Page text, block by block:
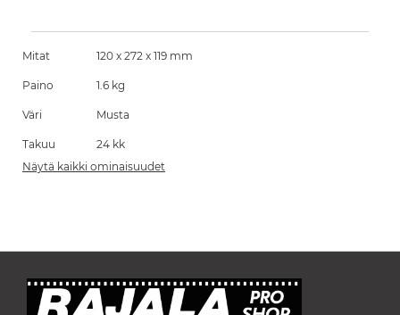
Mitat 120 x 272 x 119 mm
Paino 1.6 kg
Väri Musta
Takuu
24 kk
Näytä kaikki ominaisuudet